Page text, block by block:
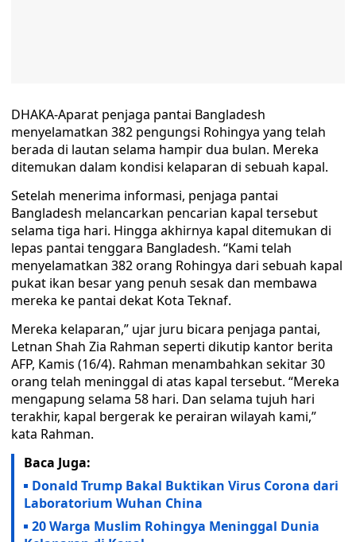
DHAKA-Aparat penjaga pantai Bangladesh
menyelamatkan 382 pengungsi Rohingya yang telah
berada di lautan selama hampir dua bulan. Mereka
ditemukan dalam kondisi kelaparan di sebuah kapal.
Setelah menerima informasi, penjaga pantai
Bangladesh melancarkan pencarian kapal tersebut
selama tiga hari. Hingga akhirnya kapal ditemukan di
lepas pantai tenggara Bangladesh. “Kami telah
menyelamatkan 382 orang Rohingya dari sebuah kapal
pukat ikan besar yang penuh sesak dan membawa
mereka ke pantai dekat Kota Teknaf.
Mereka kelaparan,” ujar juru bicara penjaga pantai,
Letnan Shah Zia Rahman seperti dikutip kantor berita
AFP, Kamis (16/4). Rahman menambahkan sekitar 30
orang telah meninggal di atas kapal tersebut. “Mereka
mengapung selama 58 hari. Dan selama tujuh hari
terakhir, kapal bergerak ke perairan wilayah kami,”
kata Rahman.
Baca Juga:
Donald Trump Bakal Buktikan Virus Corona dari
Laboratorium Wuhan China
20 Warga Muslim Rohingya Meninggal Dunia